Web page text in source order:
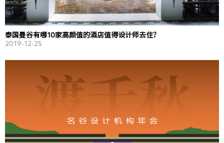
泰国曼谷有哪10家高颜值的酒店值得设计师去住？
2019-12-25